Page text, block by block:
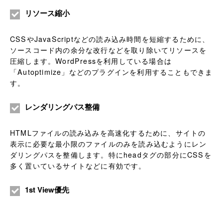
リソース縮小
CSSやJavaScriptなどの読み込み時間を短縮するために、
ソースコード内の余分な改行などを取り除いてリソースを
圧縮します。WordPressを利用している場合は
「Autoptimize」などのプラグインを利用することもできま
す。
レンダリングパス整備
HTMLファイルの読み込みを高速化するために、サイトの
表示に必要な最小限のファイルのみを読み込むようにレン
ダリングパスを整備します。特にheadタグの部分にCSSを
多く置いているサイトなどに有効です。
1st View優先